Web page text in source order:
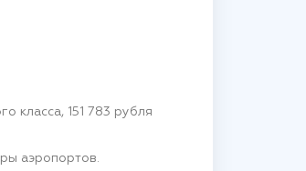
класса, 151 783 рубля
аэропортов.